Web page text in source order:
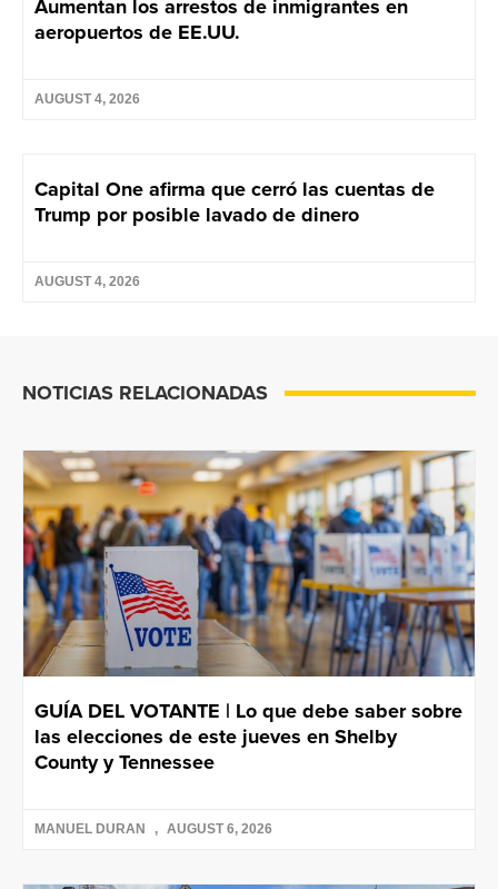
Aumentan los arrestos de inmigrantes en
aeropuertos de EE.UU.
AUGUST 4, 2026
Capital One afirma que cerró las cuentas de
Trump por posible lavado de dinero
AUGUST 4, 2026
NOTICIAS RELACIONADAS
GUÍA DEL VOTANTE | Lo que debe saber sobre
las elecciones de este jueves en Shelby
County y Tennessee
MANUEL DURAN AUGUST 6, 2026